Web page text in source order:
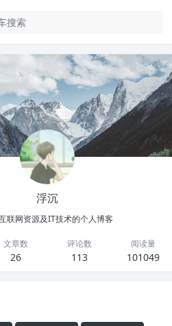
浮沉
联网资源及IT技术的个人博客
文章数
26
评论数
113
阅读量
101049